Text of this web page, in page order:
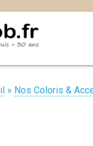
» Nos Coloris &